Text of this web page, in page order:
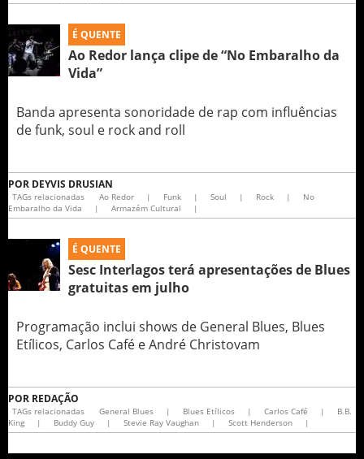
É QUENTE
Ao Redor lança clipe de “No Embaralho da
Vida”
Banda apresenta sonoridade de rap com influências
de funk, soul e rock and roll
POR DEYVIS DRUSIAN
TAGs relacionadas Ao Redor | Funk | Soul | Rock |
No
Embaralho da Vida
| Armazém Cultural |
É QUENTE
Sesc Interlagos terá apresentações de Blues
gratuitas em julho
Programação inclui shows de General Blues, Blues
Etílicos, Carlos Café e André Christovam
POR REDAÇÃO
TAGs relacionadas General Blues | Blues Etílicos | Carlos Café |
B.B.
King
| Buddy Guy | Stevie Ray Vaughan | Scott Henderson |